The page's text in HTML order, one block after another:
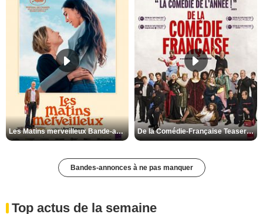
Les Matins merveilleux Bande-annonce VF De la Comédie-Française Teaser VF
Bandes-annonces à ne pas manquer
Top actus de la semaine